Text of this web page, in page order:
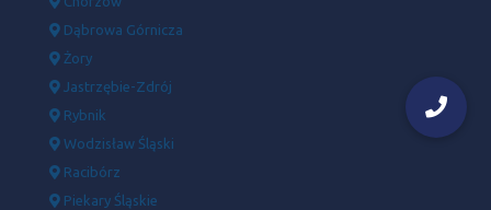
Dąbrowa Górnicza
Żory
Jastrzębie-Zdrój
Rybnik
Wodzisław Śląski
Racibórz
Piekary Śląskie